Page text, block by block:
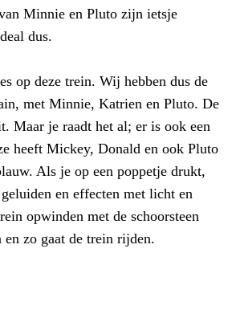
Minnie en Pluto zijn ietsje
dus.
op deze trein. Wij hebben dus de
met Minnie, Katrien en Pluto. De
Maar je raadt het al; er is ook een
heeft Mickey, Donald en ook Pluto
Als je op een poppetje drukt,
en effecten met licht en
opwinden met de schoorsteen
en zo gaat de trein rijden.